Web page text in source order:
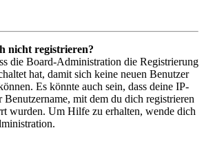
nicht registrieren?
die Board-Administration die Registrierung
hat, damit sich keine neuen Benutzer
Es könnte auch sein, dass deine IP-
Benutzername, mit dem du dich registrieren
wurden. Um Hilfe zu erhalten, wende dich